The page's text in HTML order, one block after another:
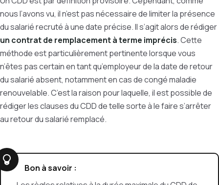
nous l’avons vu, il n’est pas nécessaire de limiter la présence
du salarié recruté à une date précise. Il s’agit alors de rédiger
un contrat de remplacement à terme imprécis. Cette
méthode est particulièrement pertinente lorsque vous
n’êtes pas certain en tant qu’employeur de la date de retour
du salarié absent, notamment en cas de congé maladie
renouvelable. C’est la raison pour laquelle, il est possible de
rédiger les clauses du CDD de telle sorte à le faire s’arrêter
au retour du salarié remplacé.
Bon à savoir :